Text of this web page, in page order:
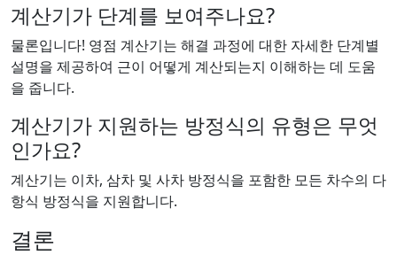
계산기가 단계를 보여주나요?
물론입니다! 영점 계산기는 해결 과정에 대한 자세한 단계별
설명을 제공하여 근이 어떻게 계산되는지 이해하는 데 도움
을 줍니다.
계산기가 지원하는 방정식의 유형은 무엇
인가요?
계산기는 이차, 삼차 및 사차 방정식을 포함한 모든 차수의 다
항식 방정식을 지원합니다.
결론